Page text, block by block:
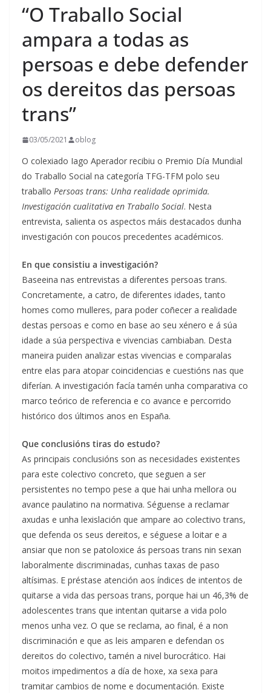
“O Traballo Social
ampara a todas as
persoas e debe defender
os dereitos das persoas
trans”
03/05/2021 oblog
O colexiado Iago Aperador recibiu o Premio Día Mundial
do Traballo Social na categoría TFG-TFM polo seu
traballo Persoas trans: Unha realidade oprimida.
Investigación cualitativa en Traballo Social. Nesta
entrevista, salienta os aspectos máis destacados dunha
investigación con poucos precedentes académicos.
En que consistiu a investigación?
Baseeina nas entrevistas a diferentes persoas trans.
Concretamente, a catro, de diferentes idades, tanto
homes como mulleres, para poder coñecer a realidade
destas persoas e como en base ao seu xénero e á súa
idade a súa perspectiva e vivencias cambiaban. Desta
maneira puiden analizar estas vivencias e comparalas
entre elas para atopar coincidencias e cuestións nas que
diferían. A investigación facía tamén unha comparativa co
marco teórico de referencia e co avance e percorrido
histórico dos últimos anos en España.
Que conclusións tiras do estudo?
As principais conclusións son as necesidades existentes
para este colectivo concreto, que seguen a ser
persistentes no tempo pese a que hai unha mellora ou
avance paulatino na normativa. Séguense a reclamar
axudas e unha lexislación que ampare ao colectivo trans,
que defenda os seus dereitos, e séguese a loitar e a
ansiar que non se patoloxice ás persoas trans nin sexan
laboralmente discriminadas, cunhas taxas de paso
altísimas. E préstase atención aos índices de intentos de
quitarse a vida das persoas trans, porque hai un 46,3% de
adolescentes trans que intentan quitarse a vida polo
menos unha vez. O que se reclama, ao final, é a non
discriminación e que as leis amparen e defendan os
dereitos do colectivo, tamén a nivel burocrático. Hai
moitos impedimentos a día de hoxe, xa sexa para
tramitar cambios de nome e documentación. Existe